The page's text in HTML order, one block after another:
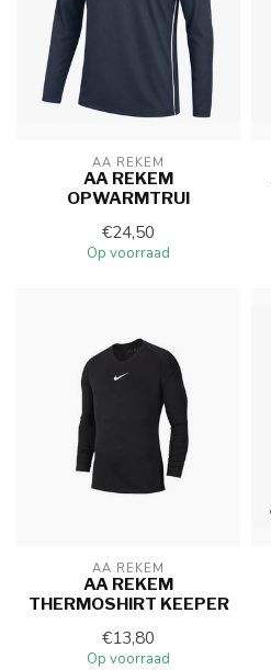
AA REKEM
AA REKEM
OPWARMTRUI
€24,50
Op voorraad
AA REKEM
AA REKEM
THERMOSHIRT KEEPER
€13,80
Op voorraad